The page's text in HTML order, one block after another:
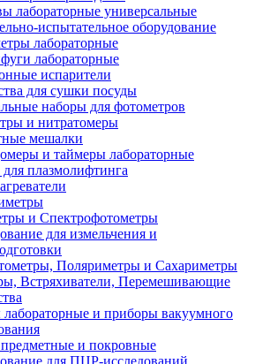
лабораторные универсальные
испытательное оборудование
лабораторные
лабораторные
испарители
для сушки посуды
наборы для фотометров
и нитратомеры
мешалки
и таймеры лабораторные
плазмолифтинга
и Спектрофотометры
для измельчения и
Поляриметры и Сахариметры
Встряхиватели, Перемешивающие
и приборы вакуумного
и покровные
для ПЦР-исследований